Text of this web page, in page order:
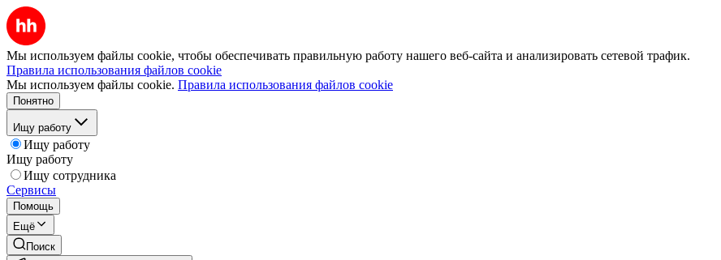
Мы используем файлы cookie, чтобы обеспечивать правильную работу нашего веб-сайта и анализировать сетевой трафик.
Правила использования файлов cookie
Мы используем файлы cookie. Правила использования файлов cookie
Понятно
Ищу работу
Ищу работу
Ищу работу
Ищу сотрудника
Сервисы
Помощь
Ещё
Поиск